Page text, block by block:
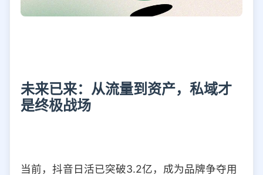
未来已来：从流量到资产，私域才
是终极战场
当前，抖音日活已突破3.2亿，成为品牌争夺用